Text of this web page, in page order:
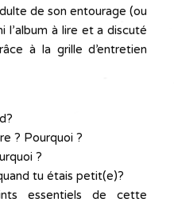
de son entourage (ou
l’album à lire et a discuté
à la grille d’entretien
? Pourquoi ?
?
tu étais petit(e)?
essentiels de cette